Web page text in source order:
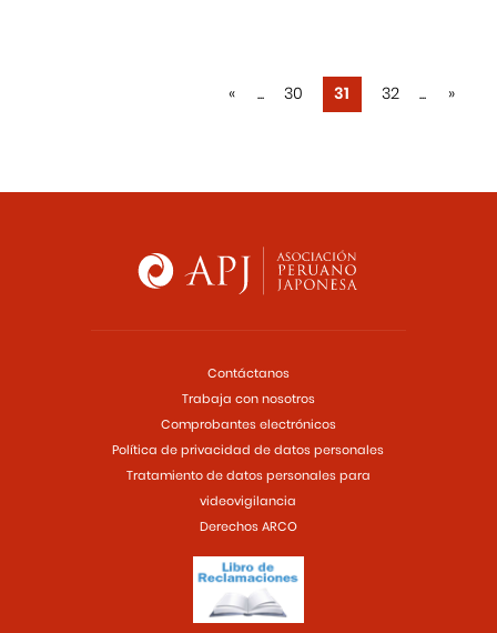
« ... 30 31 32 ... »
Contáctanos
Trabaja con nosotros
Comprobantes electrónicos
Política de privacidad de datos personales
Tratamiento de datos personales para
videovigilancia
Derechos ARCO